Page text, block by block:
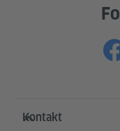
Service- und
Kontakt